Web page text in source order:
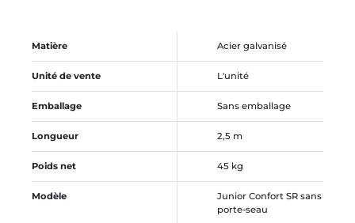
Matière Acier galvanisé
Unité de vente L'unité
Emballage Sans emballage
Longueur 2,5 m
Poids net 45 kg
Modèle
Junior Confort SR sans
porte-seau